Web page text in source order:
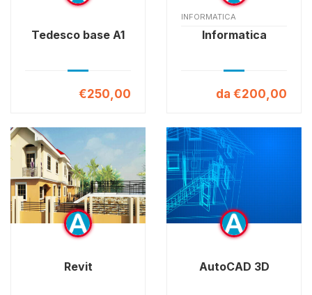
Tedesco base A1
€250,00
INFORMATICA
Informatica
da €200,00
Revit AutoCAD 3D